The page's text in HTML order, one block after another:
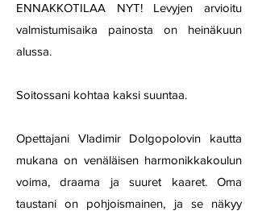
ENNAKKOTILAA NYT! Levyjen arvioitu
valmistumisaika painosta on heinäkuun
alussa.
Soitossani kohtaa kaksi suuntaa.
Opettajani Vladimir Dolgopolovin kautta
mukana on venäläisen harmonikkakoulun
voima, draama ja suuret kaaret. Oma
taustani on pohjoismainen, ja se näkyy